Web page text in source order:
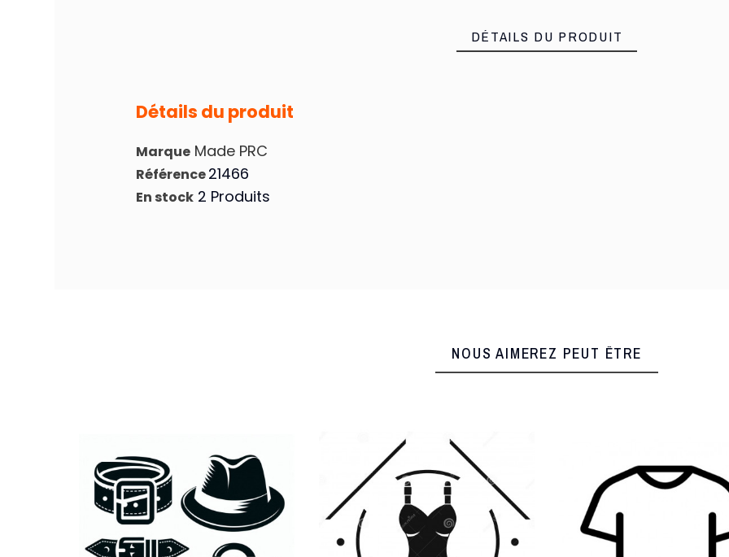
DÉTAILS DU PRODUIT
Détails du produit
Marque Made PRC
Référence21466
En stock 2 Produits
NOUS AIMEREZ PEUT ÊTRE